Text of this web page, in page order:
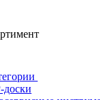
доски